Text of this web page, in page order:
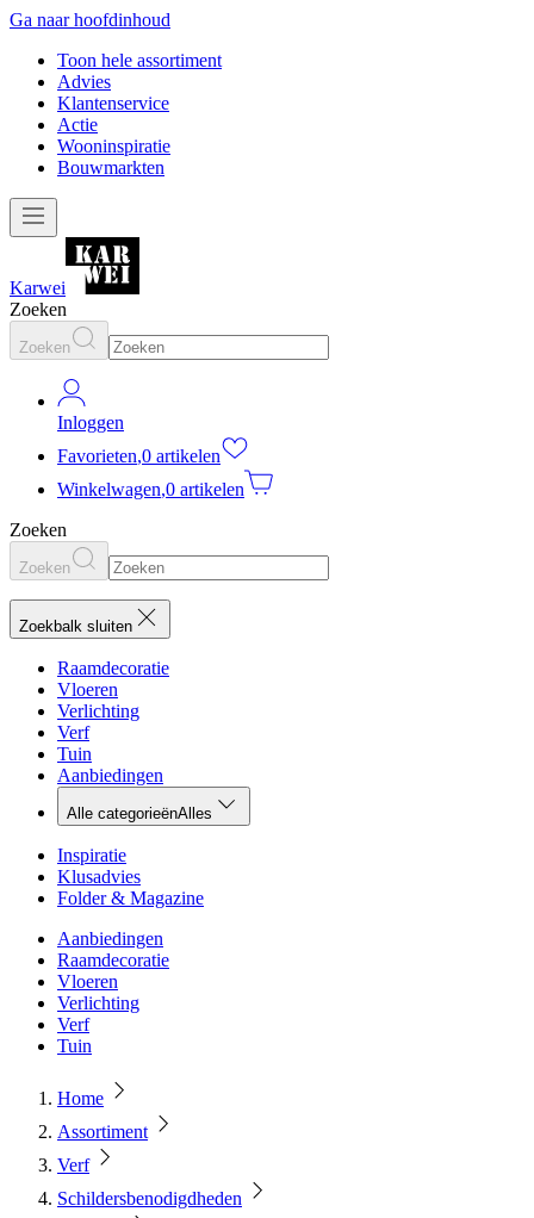
Ga naar hoofdinhoud
Toon hele assortiment
Advies
Klantenservice
Actie
Wooninspiratie
Bouwmarkten
Karwei
Zoeken
Zoeken
Inloggen
Favorieten,0 artikelen
Winkelwagen,0 artikelen
Zoeken
Zoeken
Zoekbalk sluiten
Raamdecoratie
Vloeren
Verlichting
Verf
Tuin
Aanbiedingen
Alle categorieënAlles
Inspiratie
Klusadvies
Folder & Magazine
Aanbiedingen
Raamdecoratie
Vloeren
Verlichting
Verf
Tuin
Home
Assortiment
Verf
Schildersbenodigdheden